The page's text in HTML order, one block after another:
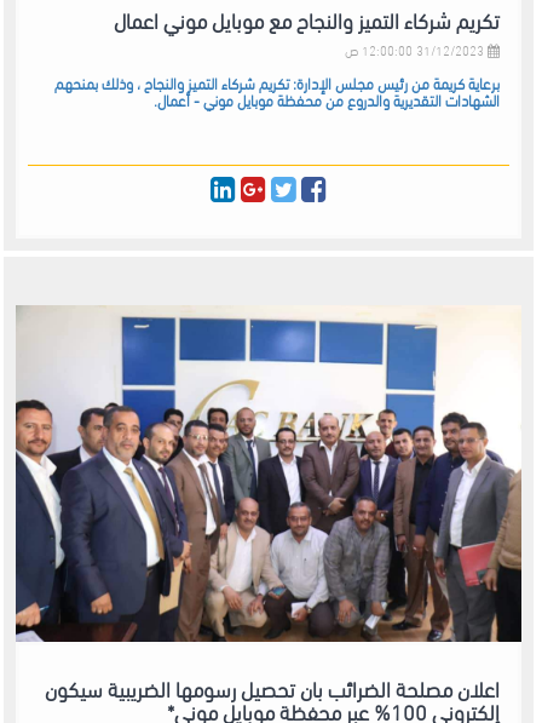
تكريم شركاء التميز والنجاح مع موبايل موني اعمال
برعاية كريمة من رئيس مجلس الإدارة: تكريم شركاء التميز والنجاح ، وذلك بمنحهم
الشهادات التقديرية والدروع من محفظة موبايل موني - أعمال.
اعلان مصلحة الضرائب بان تحصيل رسومها الضريبية سيكون
إلكتروني 100% عبر محفظة موبايل موني*